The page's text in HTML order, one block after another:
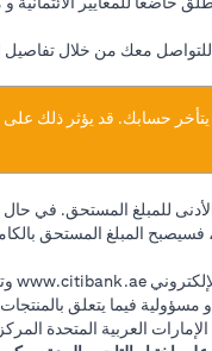
للتواصل معك من خلال
حسابك. قد يؤثر ذلك
للمبلغ المستحق. في
من آخر دفعة تم سدادها ،
www.citibank.ae
(opens in a new tab)
مسؤولية فيما يتعلق
العربية المتحدة